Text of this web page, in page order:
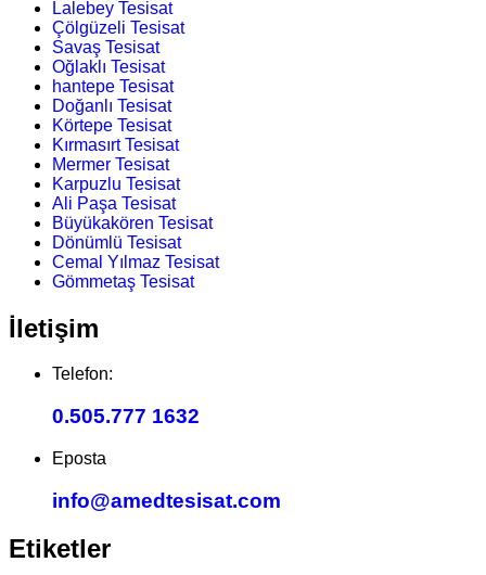
Lalebey Tesisat
Çölgüzeli Tesisat
Savaş Tesisat
Oğlaklı Tesisat
hantepe Tesisat
Doğanlı Tesisat
Körtepe Tesisat
Kırmasırt Tesisat
Mermer Tesisat
Karpuzlu Tesisat
Ali Paşa Tesisat
Büyükakören Tesisat
Dönümlü Tesisat
Cemal Yılmaz Tesisat
Gömmetaş Tesisat
İletişim
Telefon:
0.505.777 1632
Eposta
info@amedtesisat.com
Etiketler